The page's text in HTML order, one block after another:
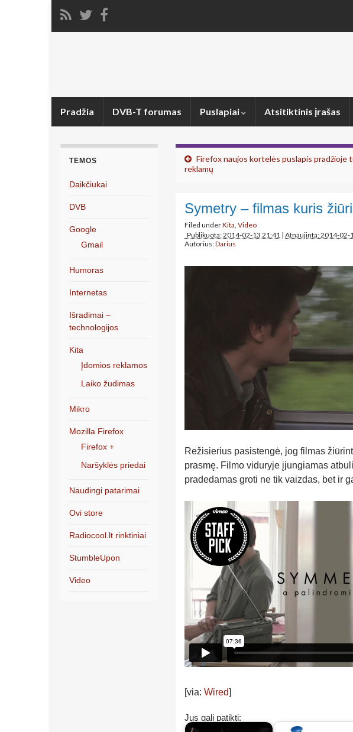
Pradžia DVB-T forumas Puslapiai Atsitiktinis įrašas
Firefox naujos kortelės puslapis pradžioje
reklamų
Symetry – filmas kuris
Filed underKita, Video
Publikuota: 2014-02-13 21:41 | Atnaujinta: 2014-02-
Autorius:Darius
Režisierius pasistengė, jog filmas
prasmę. Filmo viduryje įjungiamas
pradedamas groti ne tik vaizdas, bet ir
[via: Wired]
Jus gali patikti:
TEMOS
Daikčiukai
DVB
Google
Gmail
Humoras
Internetas
Išradimai –
technologijos
Kita
Įdomios reklamos
Laiko žudimas
Mikro
Mozilla Firefox
Firefox +
Naršyklės priedai
Naudingi patarimai
Ovi store
Radiocool.lt rinktiniai
StumbleUpon
Video